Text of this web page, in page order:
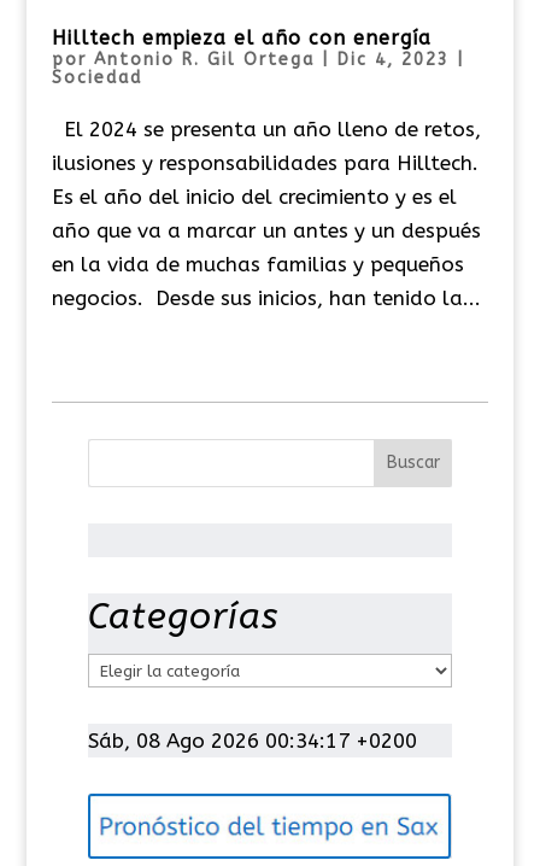
Hilltech empieza el año con energía
por Antonio R. Gil Ortega Dic 4, 2023
Sociedad
El 2024 se presenta un año lleno de retos,
ilusiones y responsabilidades para Hilltech.
Es el año del inicio del crecimiento y es el
año que va a marcar un antes y un después
en la vida de muchas familias y pequeños
negocios. Desde sus inicios, han tenido la...
Categorías
t
g
Sáb, 08 Ago 2026 00:34:18 +0200